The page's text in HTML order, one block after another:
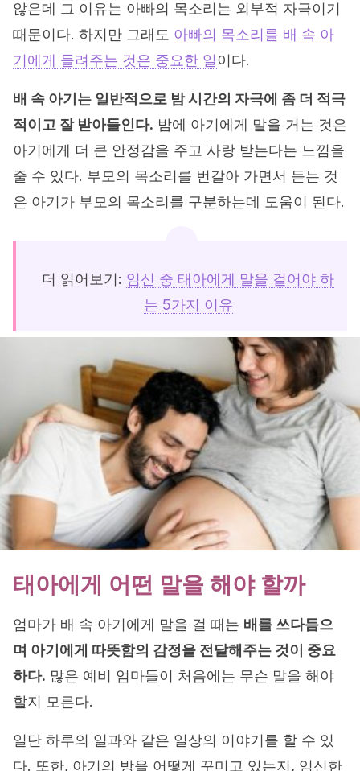
않은데 그 이유는 아빠의 목소리는 외부적 자극이기
때문이다. 하지만 그래도 아빠의 목소리를 배 속 아
기에게 들려주는 것은 중요한 일이다.
배 속 아기는 일반적으로 밤 시간의 자극에 좀 더 적극
적이고 잘 받아들인다. 밤에 아기에게 말을 거는 것은
아기에게 더 큰 안정감을 주고 사랑 받는다는 느낌을
줄 수 있다. 부모의 목소리를 번갈아 가면서 듣는 것
은 아기가 부모의 목소리를 구분하는데 도움이 된다.
더 읽어보기: 임신 중 태아에게 말을 걸어야 하
는 5가지 이유
태아에게 어떤 말을 해야 할까
엄마가 배 속 아기에게 말을 걸 때는 배를 쓰다듬으
며 아기에게 따뜻함의 감정을 전달해주는 것이 중요
하다. 많은 예비 엄마들이 처음에는 무슨 말을 해야
할지 모른다.
일단 하루의 일과와 같은 일상의 이야기를 할 수 있
다. 또한, 아기의 방을 어떻게 꾸미고 있는지, 임신한